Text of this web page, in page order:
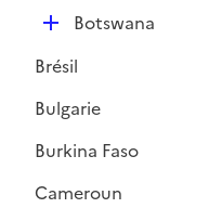
D
p
l
i
e
Botswana
Brésil
Bulgarie
Burkina Faso
Cameroun